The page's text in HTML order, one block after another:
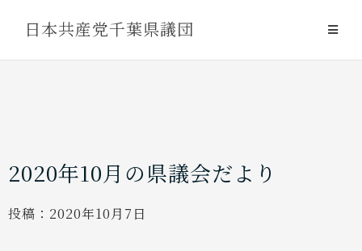
日本共産党千葉県議団
2020年10月の県議会だより
投稿： 2020年10月7日